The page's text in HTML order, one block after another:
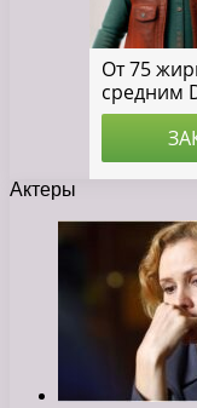
Актеры